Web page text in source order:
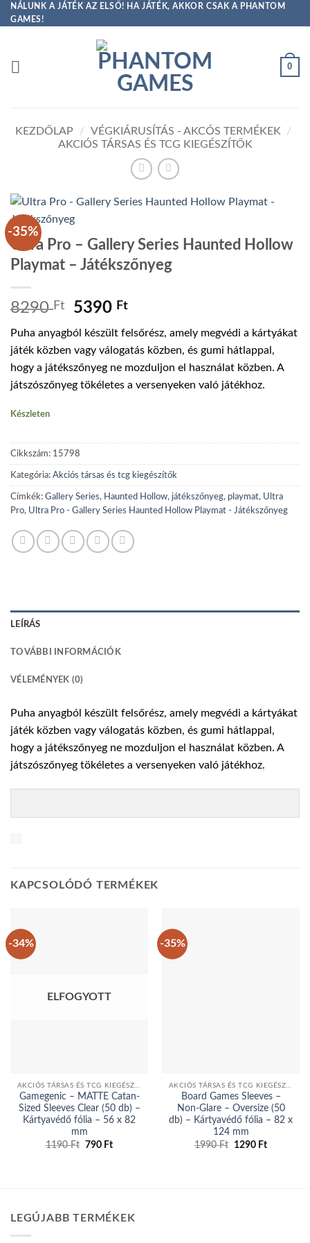
Skip
to
NÁLUNK A JÁTÉK AZ ELSŐ! HA JÁTÉK, AKKOR CSAK A PHANTOM
GAMES!
0
KEZDŐLAP / VÉGKIÁRUSÍTÁS - AKCÓS TERMÉKEK
/
AKCIÓS TÁRSAS ÉS TCG KIEGÉSZÍTŐK
-35%
Ultra Pro – Gallery Series Haunted Hollow
Playmat – Játékszőnyeg
8290Ft
Original
was:
8290 Ft.
5390 FtCurrent
is:
5390 Ft.
Puha anyagból készült felsőrész, amely megvédi a kártyákat
játék közben vagy válogatás közben, és gumi hátlappal,
hogy a játékszőnyeg ne mozduljon el használat közben. A
játszószőnyeg tökéletes a versenyeken való játékhoz.
Készleten
Cikkszám: 15798
Kategória: Akciós társas és tcg kiegészítők
Címkék: Gallery Series, Haunted Hollow, játékszőnyeg, playmat, Ultra
Pro, Ultra Pro - Gallery Series Haunted Hollow Playmat - Játékszőnyeg
LEÍRÁS
TOVÁBBI INFORMÁCIÓK
VÉLEMÉNYEK (0)
Puha anyagból készült felsőrész, amely megvédi a kártyákat
játék közben vagy válogatás közben, és gumi hátlappal,
hogy a játékszőnyeg ne mozduljon el használat közben. A
játszószőnyeg tökéletes a versenyeken való játékhoz.
KAPCSOLÓDÓ TERMÉKEK
-34%
ELFOGYOTT
Gamegenic – MATTE Catan-
Sized Sleeves Clear (50 db) –
Kártyavédő fólia – 56 x 82
mm
1190Ft Original
790 FtCurrent
-35%
Board Games Sleeves –
Non-Glare – Oversize (50
db) – Kártyavédő fólia – 82 x
124 mm
1990Ft
Original
1290 FtCurrent
LEGÚJABB TERMÉKEK